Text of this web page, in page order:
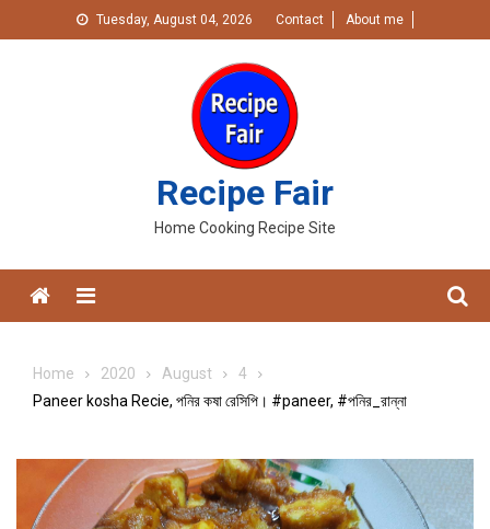
to
Tuesday, August 04, 2026 Contact About me
Recipe Fair
Home Cooking Recipe Site
Menu
Home 2020 August
4
Paneer kosha Recie, পনির কষা রেসিপি। #paneer, #পনির_রান্না